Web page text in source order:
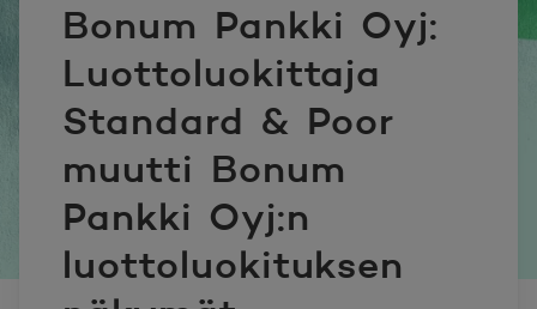
Bonum Pankki Oyj:
Luottoluokittaja
Standard & Poor
muutti Bonum
Pankki Oyj:n
luottoluokituksen